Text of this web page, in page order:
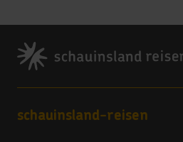
Footer
Footer navigation
schauinsland-reisen